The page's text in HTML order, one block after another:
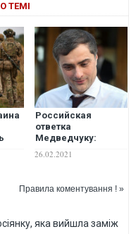
ТЕМІ
Российская
ответка
Медведчуку:
незримые границы
26.02.2021
Правила коментування ! »
яка вийшла заміж